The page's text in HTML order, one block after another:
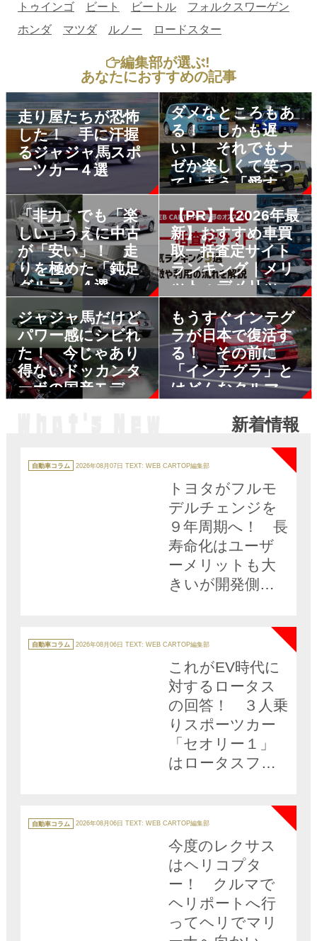
トゥインゴ ビート ビートル
フォルクスワーゲン
ホンダ
マツダ ルノー ロードスター
編集部が選ぶ!
あなたにおすすめの記事
走り屋たちが恐怖
した！ 手に汗握
るジャジャ馬スポ
ーツカー４選
ダメなところもあ
る！ しかも遅
い！ それでもナ
ゼか楽しくて笑っ
てしまう「愛すべ
き」現行車４選
「非力」でも「楽
しい」うえに中古
が「安い」！ 走
りを極めた「鈍足
グルマ」４選
【PR】【2026年最
新】おすすめ車買
取一括査定サイト
ランキング｜メリ
ット・デメリット
も解説
ジャジャ馬だけど
パワー感にシビれ
た！ 今じゃあり
得ないドッカンタ
ーボの国産モデル
もうすぐインテグ
ラが日本で復活す
る！ その前に
「インテグラ」と
はどんなクルマだ
デルをおさらい!!
新着情報
テ
ゴ
自動車コラム 2026年08月07日 TEXT: WEB CARTOP編集部
NEW
トヨタがフルモ
デルチェンジを
９年周期へ！ 長
寿命化はユーザ
ーメリットも大
きいが開発側の
テ
ゴ
自動車コラム 2026年08月06日 TEXT: WEB CARTOP編集部
これがEV時代に
対するロータス
の回答！ ３人乗
りスポーツカー
「セオリー１」
はロータスファ
テ
ゴ
自動車コラム 2026年08月06日 TEXT: WEB CARTOP編集部
今度のレクサス
はヘリコプタ
ー！ クルマで
ヘリポートへ行
ってヘリでマリ